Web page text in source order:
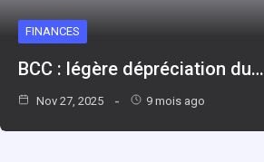
FINANCES
BCC : légère dépréciation du…
Nov 27, 2025 9 mois ago